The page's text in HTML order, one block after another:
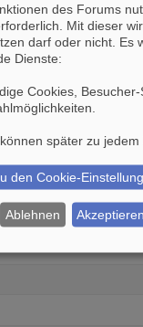
sicher, dass Sie alle
möchten?
des Forums
Mit dieser
darf oder nicht. Es
Dienste:
Cookies,
später zu
den Cookie-
Ablehnen Akzeptieren